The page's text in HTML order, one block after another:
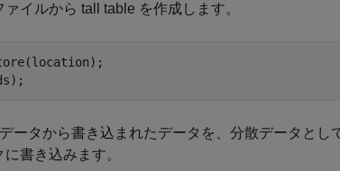
イルから tall table を作成します。
ータから書き込まれたデータを、分散データと
書き込みます。